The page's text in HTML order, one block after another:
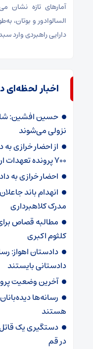
آمارهای تازه نشان
السالوادور و بوتان،
دارایی راهبردی وارد
اخبار لحظه‌ای
حسین افشین:
نزولی می‌شوند
از احضار خرازی
۷۰۰ پرونده تعهدات ارزی
احضار خرازی به
مدرک کلاهبرداری
مطالبه قصاص
کلثوم اکبری
دادستان اهواز:
دادستانی بایستند
آخرین وضعیت
رسانه‌ها
هستند
دستگیری یک
در قم